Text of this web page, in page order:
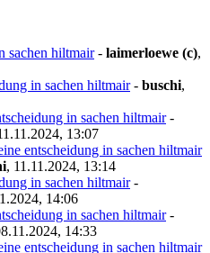
sachen hiltmair- laimerloewe (c),
in sachen hiltmair- buschi,
in sachen hiltmair-
13:07
entscheidung in sachen hiltmair
, 11.11.2024, 13:14
in sachen hiltmair-
14:06
in sachen hiltmair-
14:33
entscheidung in sachen hiltmair